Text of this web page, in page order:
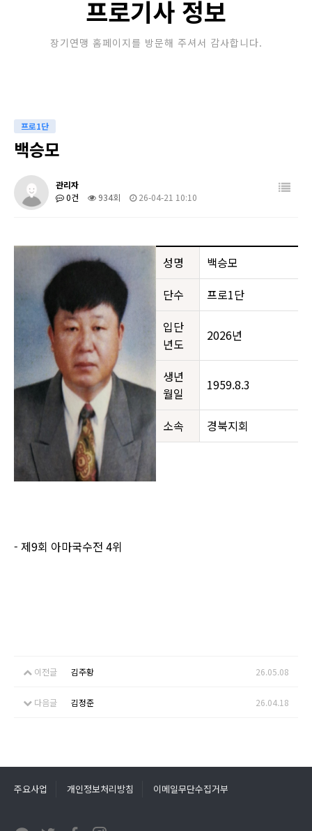
자료실
프로기사 정보
장기연맹 홈페이지를 방문해 주셔서 감사합니다.
프로1단
백승모
관리자
0건
934회 26-04-21 10:10
성명
백승모
단수
프로1단
입단
년도
2026년
생년
월일
1959.8.3
소속 경북지회
- 제9회 아마국수전 4위
이전글 김주황 26.05.08
다음글 김정준 26.04.18
주요사업 개인정보처리방침 이메일무단수집거부